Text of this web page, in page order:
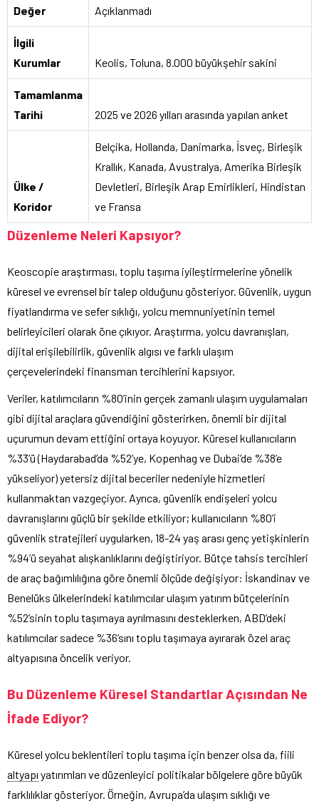
Değer
Açıklanmadı
İlgili
Kurumlar
Keolis, Toluna, 8.000 büyükşehir sakini
Tamamlanma
Tarihi
2025 ve 2026 yılları arasında yapılan anket
Ülke /
Koridor
Belçika, Hollanda, Danimarka, İsveç, Birleşik
Krallık, Kanada, Avustralya, Amerika Birleşik
Devletleri, Birleşik Arap Emirlikleri, Hindistan
ve Fransa
Düzenleme Neleri Kapsıyor?
Keoscopie araştırması, toplu taşıma iyileştirmelerine yönelik
küresel ve evrensel bir talep olduğunu gösteriyor. Güvenlik, uygun
fiyatlandırma ve sefer sıklığı, yolcu memnuniyetinin temel
belirleyicileri olarak öne çıkıyor. Araştırma, yolcu davranışları,
dijital erişilebilirlik, güvenlik algısı ve farklı ulaşım
çerçevelerindeki finansman tercihlerini kapsıyor.
Veriler, katılımcıların %80’inin gerçek zamanlı ulaşım uygulamaları
gibi dijital araçlara güvendiğini gösterirken, önemli bir dijital
uçurumun devam ettiğini ortaya koyuyor. Küresel kullanıcıların
%33’ü (Haydarabad’da %52’ye, Kopenhag ve Dubai’de %38’e
yükseliyor) yetersiz dijital beceriler nedeniyle hizmetleri
kullanmaktan vazgeçiyor. Ayrıca, güvenlik endişeleri yolcu
davranışlarını güçlü bir şekilde etkiliyor; kullanıcıların %80’i
güvenlik stratejileri uygularken, 18-24 yaş arası genç yetişkinlerin
%94’ü seyahat alışkanlıklarını değiştiriyor. Bütçe tahsis tercihleri
de araç bağımlılığına göre önemli ölçüde değişiyor: İskandinav ve
Benelüks ülkelerindeki katılımcılar ulaşım yatırım bütçelerinin
%52’sinin toplu taşımaya ayrılmasını desteklerken, ABD’deki
katılımcılar sadece %36’sını toplu taşımaya ayırarak özel araç
altyapısına öncelik veriyor.
Bu Düzenleme Küresel Standartlar Açısından Ne
İfade Ediyor?
Küresel yolcu beklentileri toplu taşıma için benzer olsa da, fiili
altyapı yatırımları ve düzenleyici politikalar bölgelere göre büyük
farklılıklar gösteriyor. Örneğin, Avrupa’da ulaşım sıklığı ve